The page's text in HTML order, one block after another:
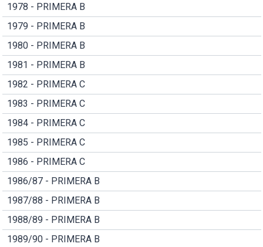
1978 - PRIMERA B
1979 - PRIMERA B
1980 - PRIMERA B
1981 - PRIMERA B
1982 - PRIMERA C
1983 - PRIMERA C
1984 - PRIMERA C
1985 - PRIMERA C
1986 - PRIMERA C
1986/87 - PRIMERA B
1987/88 - PRIMERA B
1988/89 - PRIMERA B
1989/90 - PRIMERA B